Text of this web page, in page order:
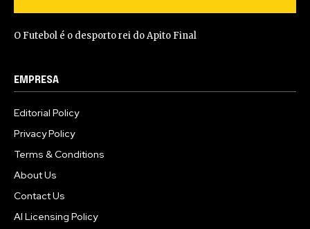
O Futebol é o desporto rei do Apito Final
EMPRESA
Editorial Policy
Privacy Policy
Terms & Conditions
About Us
Contact Us
AI Licensing Policy